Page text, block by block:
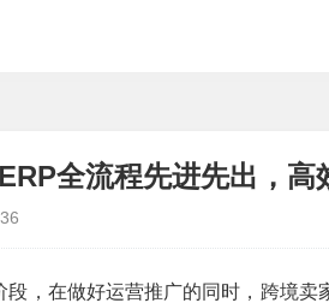
全流程先进先出，高
，在做好运营推广的同时，跨境卖